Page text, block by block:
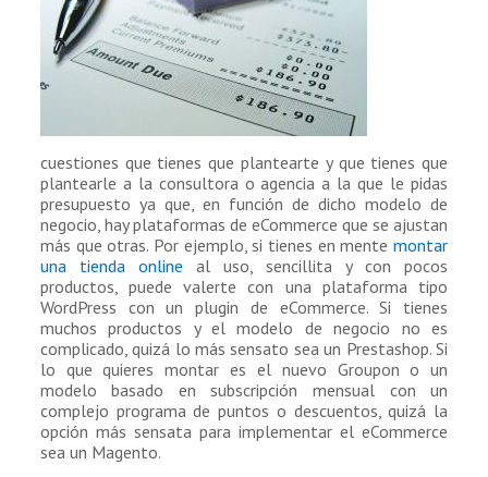
cuestiones que tienes que plantearte y que tienes que
plantearle a la consultora o agencia a la que le pidas
presupuesto ya que, en función de dicho modelo de
negocio, hay plataformas de eCommerce que se ajustan
más que otras. Por ejemplo, si tienes en mentemontar
una tienda online al uso, sencillita y con pocos
productos, puede valerte con una plataforma tipo
WordPress con un plugin de eCommerce. Si tienes
muchos productos y el modelo de negocio no es
complicado, quizá lo más sensato sea un Prestashop. Si
lo que quieres montar es el nuevo Groupon o un
modelo basado en subscripción mensual con un
complejo programa de puntos o descuentos, quizá la
opción más sensata para implementar el eCommerce
sea un Magento.